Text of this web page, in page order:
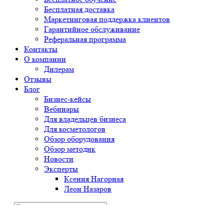
Бесплатная доставка
Маркетинговая поддержка клиентов
Гарантийное обслуживание
Реферальная программа
Контакты
О компании
Дилерам
Отзывы
Блог
Бизнес-кейсы
Вебинары
Для владельцев бизнеса
Для косметологов
Обзор оборудования
Обзор методик
Новости
Эксперты
Ксения Нагорная
Леон Назаров